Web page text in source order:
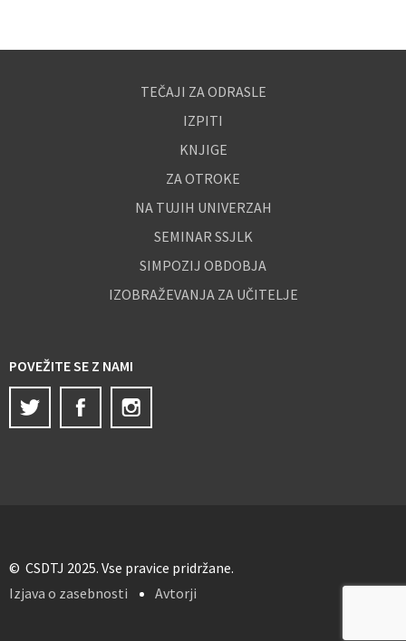
TEČAJI ZA ODRASLE
IZPITI
KNJIGE
ZA OTROKE
NA TUJIH UNIVERZAH
SEMINAR SSJLK
SIMPOZIJ OBDOBJA
IZOBRAŽEVANJA ZA UČITELJE
POVEŽITE SE Z NAMI
Twitter
Facebook
© CSDTJ 2025. Vse pravice pridržane.
Izjava o zasebnosti
Avtorji